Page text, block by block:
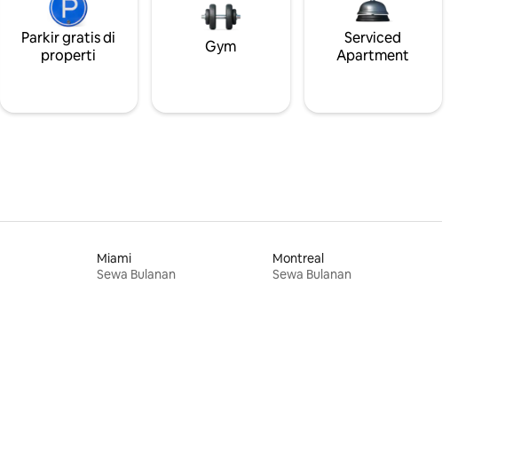
Parkir gratis di
properti
Gym
Serviced
Apartment
Miami
Sewa Bulanan
Montreal
Sewa Bulanan